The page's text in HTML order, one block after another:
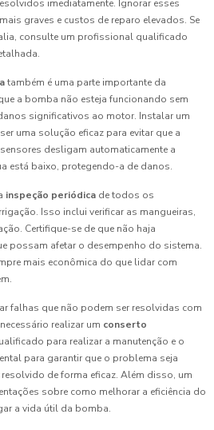
imediatamente. Ignorar esses
graves e custos de reparo elevados. Se
consulte um profissional qualificado
também é uma parte importante da
a bomba não esteja funcionando sem
significativos ao motor. Instalar um
uma solução eficaz para evitar que a
desligam automaticamente a
está baixo, protegendo-a de danos.
inspeção periódica de todos os
Isso inclui verificar as mangueiras,
Certifique-se de que não haja
possam afetar o desempenho do sistema.
mais econômica do que lidar com
falhas que não podem ser resolvidas com
realizar um conserto
para realizar a manutenção e o
para garantir que o problema seja
de forma eficaz. Além disso, um
sobre como melhorar a eficiência do
a vida útil da bomba.